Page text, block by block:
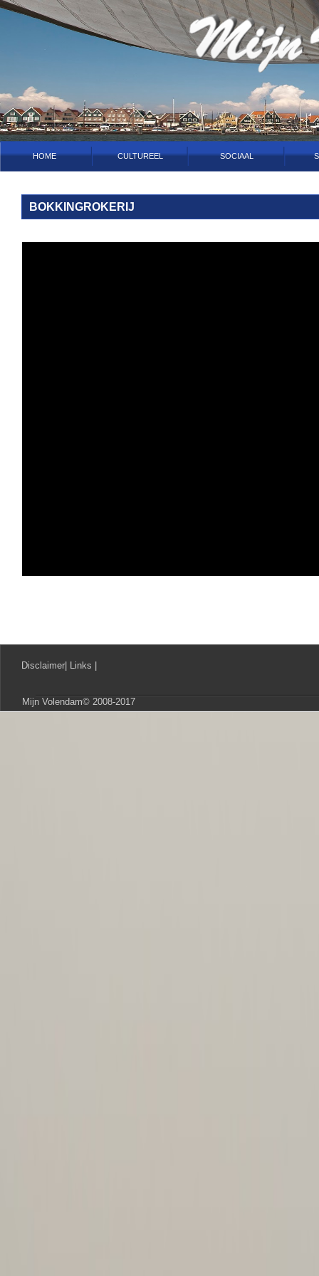
Disclaimer Links
Mijn Volendam© 2008-2017
HOME CULTUREEL SOCIAAL
BOKKINGROKERIJ